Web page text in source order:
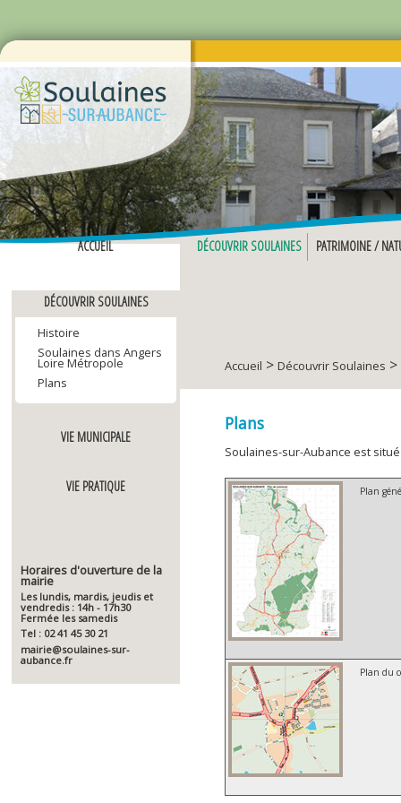
ACCUEIL DÉCOUVRIR SOULAINES PATRIMOINE /
DÉCOUVRIR SOULAINES
Histoire
Soulaines dans Angers
Loire Métropole
Plans
VIE MUNICIPALE
VIE PRATIQUE
Horaires d'ouverture de la
mairie
Les lundis, mardis, jeudis et
vendredis : 14h - 17h30
Fermée les samedis
Tel : 02 41 45 30 21
mairie@soulaines-sur-
aubance.fr
Accueil > Découvrir Soulaines >
Plans
Soulaines-sur-Aubance est situé
Plan
Plan du